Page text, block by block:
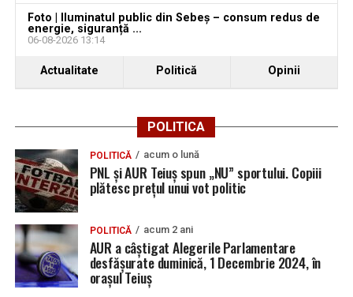
august 2026. AJOFM Alba a publicat lista posturilor
vacante
Locuri de muncă în Teiuș, disponibile la 4 august
2026. AJOFM Alba a publicat lista posturilor
vacante
Bărbat de 30 de ani din Galda de Jos, reținut după
ce și-ar fi agresat și violat partenera
Foto | Iluminatul public din Sebeș – consum redus de
energie, siguranță ...
06-08-2026 13:14
Actualitate Politică Opinii
POLITICA
POLITICĂ acum o lună
PNL și AUR Teiuș spun „NU” sportului. Copiii
plătesc prețul unui vot politic
POLITICĂ acum 2 ani
AUR a câștigat Alegerile Parlamentare
desfășurate duminică, 1 Decembrie 2024, în
orașul Teiuș